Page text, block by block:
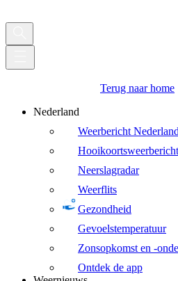
Terug naar home
Nederland
Weerbericht Nederland
Hooikoortsweerbericht
Neerslagradar
Weerflits
Gezondheid
Gevoelstemperatuur
Zonsopkomst en -
Ontdek de app